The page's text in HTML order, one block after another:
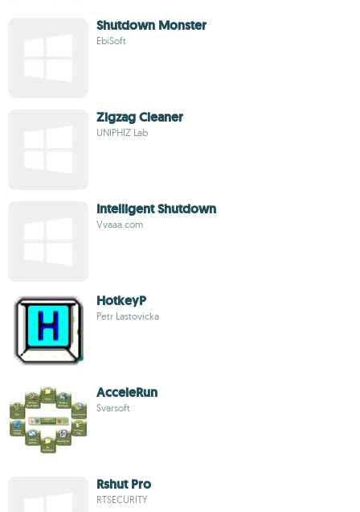
Shutdown Monster
EbiSoft
Zigzag Cleaner
UNIPHIZ Lab
Intelligent Shutdown
Vvaaa.com
HotkeyP
Petr Lastovicka
AcceleRun
Svarsoft
Rshut Pro
RTSECURITY